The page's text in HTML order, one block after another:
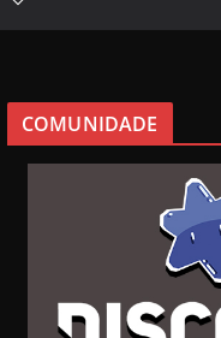
COMUNIDADE